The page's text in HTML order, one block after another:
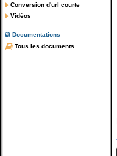
Conversion d'url courte
Vidéos
Documentations
Tous les documents